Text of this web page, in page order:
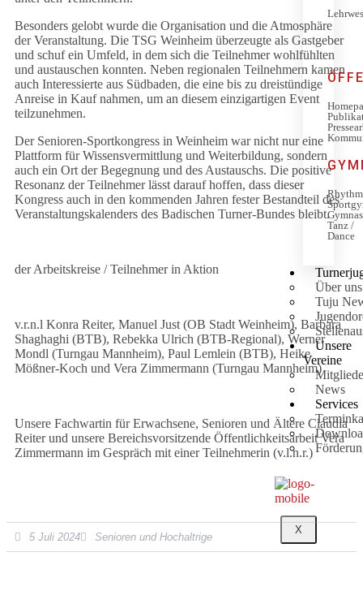
Tanz /
Dance
Über uns
Tuju
Unsere
Vereine
News
Services
X
Besonders gelobt wurde die Organisation und die Atmosphäre
der Veranstaltung. Die TSG Weinheim überzeugte als Gastgeber
und schuf ein Umfeld, in dem sich die Teilnehmer wohlfühlten
und austauschen konnten. Neben regionalen Teilnehmern kamen
auch Interessierte aus Südbaden, die eine bis zu dreistündige
Anreise in Kauf nahmen, um an diesem einzigartigen Event
teilzunehmen.
Der Senioren-Sportkongress in Weinheim war nicht nur eine
Plattform für Wissensvermittlung und Weiterbildung, sondern
auch ein Ort der Begegnung und des Austauschs. Die positive
Resonanz der Teilnehmer lässt darauf hoffen, dass dieser
Kongress auch in den kommenden Jahren fester Bestandteil des
Veranstaltungskalenders des Badischen Turner-Bundes bleibt.
der Arbeitskreise / Teilnehmer in Aktion
v.r.n.l Konra Reiter, Manuel Just (OB Stadt Weinheim), Barbara
Shaghaghi (BTB), Rebekka Ulrich (BTB-Regional), Werner
Mondl (Turngau Mannheim), Paul Lemlein (BTB), Heike
Mößner-Koch und Vera Zimmermann (Turngau Mannheim)
Unsere Fachwartin für Erwachsene, Senioren und Ältere Claudia
Reiter und unsere Bereichsvorsitzende Öffentlichkeitsarbeit Vera
Zimmermann im Gespräch mit einer Teilnehmerin (v.l.n.r.)
5 Juli 2024 Senioren und Hochaltrige